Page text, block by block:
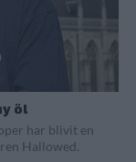
öl
har blivit en
Hallowed.